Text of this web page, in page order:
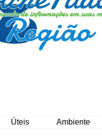
Úteis Ambiente